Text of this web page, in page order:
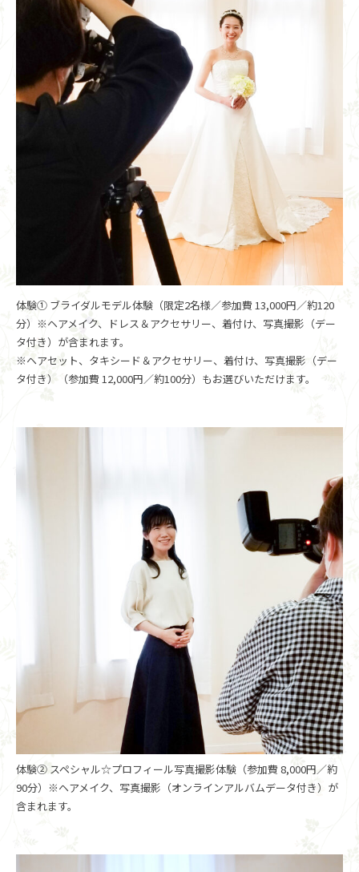
体験① ブライダルモデル体験（限定2名様／参加費 13,000円／約120
分）※ヘアメイク、ドレス＆アクセサリー、着付け、写真撮影（デー
タ付き）が含まれます。
※ヘアセット、タキシード＆アクセサリー、着付け、写真撮影（デー
タ付き）（参加費 12,000円／約100分）もお選びいただけます。
体験② スペシャル☆プロフィール写真撮影体験（参加費 8,000円／約
90分）※ヘアメイク、写真撮影（オンラインアルバムデータ付き）が
含まれます。